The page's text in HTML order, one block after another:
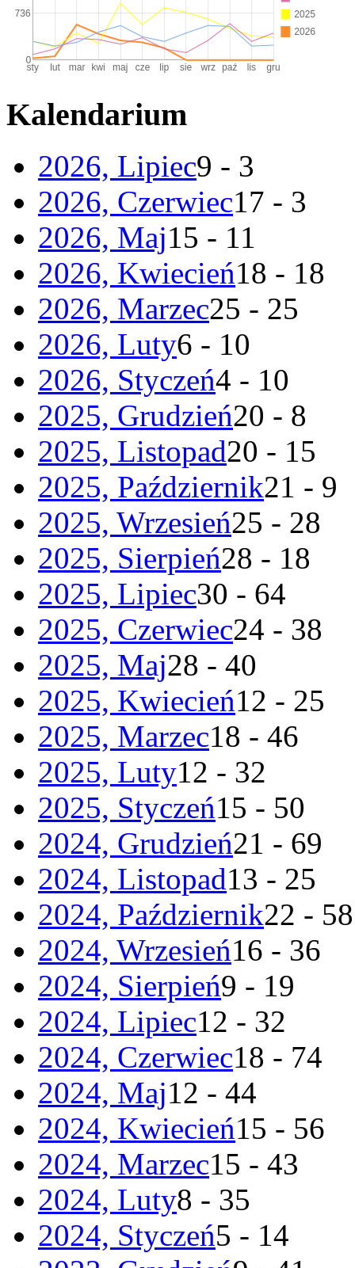
Kalendarium
2026, Lipiec9 - 3
2026, Czerwiec17 - 3
2026, Maj15 - 11
2026, Kwiecień18 - 18
2026, Marzec25 - 25
2026, Luty6 - 10
2026, Styczeń4 - 10
2025, Grudzień20 - 8
2025, Listopad20 - 15
2025, Październik21 - 9
2025, Wrzesień25 - 28
2025, Sierpień28 - 18
2025, Lipiec30 - 64
2025, Czerwiec24 - 38
2025, Maj28 - 40
2025, Kwiecień12 - 25
2025, Marzec18 - 46
2025, Luty12 - 32
2025, Styczeń15 - 50
2024, Grudzień21 - 69
2024, Listopad13 - 25
2024, Październik22 - 58
2024, Wrzesień16 - 36
2024, Sierpień9 - 19
2024, Lipiec12 - 32
2024, Czerwiec18 - 74
2024, Maj12 - 44
2024, Kwiecień15 - 56
2024, Marzec15 - 43
2024, Luty8 - 35
2024, Styczeń5 - 14